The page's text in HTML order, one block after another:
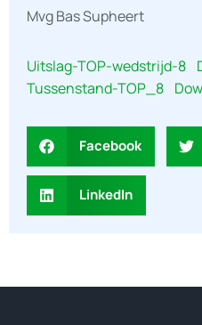
Mvg Bas Supheert
Uitslag-TOP-wedstrijd-8
Tussenstand-TOP_8
Facebook
LinkedIn